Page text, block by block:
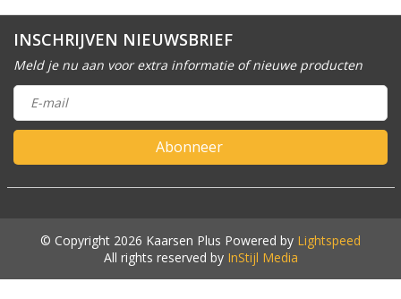
INSCHRIJVEN NIEUWSBRIEF
Meld je nu aan voor extra informatie of nieuwe producten
Abonneer
© Copyright 2026 Kaarsen Plus Powered by Lightspeed
All rights reserved by InStijl Media